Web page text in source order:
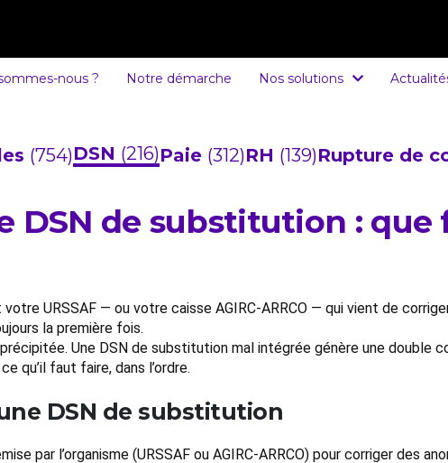
nous ? Notre démarche Nos solutions
(754)DSN (216)Paie (312)RH (139)Rupture de
DSN de substitution : que
votre URSSAF — ou votre caisse AGIRC-ARRCO — qui vient de
la première fois.
Une DSN de substitution mal intégrée génère une double
qu’il faut faire, dans l’ordre.
DSN de substitution
par l’organisme (URSSAF ou AGIRC-ARRCO) pour corriger des